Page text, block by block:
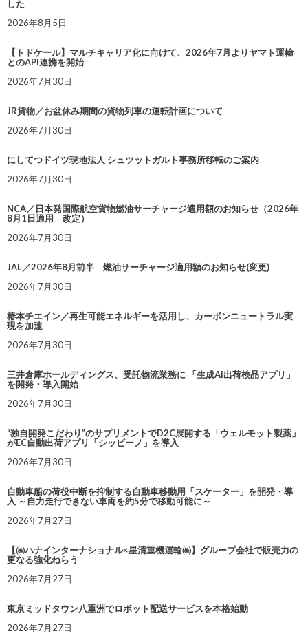
した
2026年8月5日
【トドケール】マルチキャリア化に向けて、2026年7月よりヤマト運輸
とのAPI連携を開始
2026年7月30日
JR貨物／お盆休み期間の貨物列車の運転計画について
2026年7月30日
にしてつドイツ現地法人 シュツットガルト事務所移転のご案内
2026年7月30日
NCA／日本発国際航空貨物燃油サーチャージ適用額のお知らせ（2026年
8月1日適用 改定）
2026年7月30日
JAL／2026年8月前半 燃油サーチャージ適用額のお知らせ(変更)
2026年7月30日
椿本チエイン／再生可能エネルギーを活用し、カーボンニュートラル実
現を加速
2026年7月30日
三井倉庫ホールディングス、受託物流業務に 「生成AI出荷検品アプリ」
を開発・導入開始
2026年7月30日
“独自開発こだわり”のサプリメントでD2C展開する「ウェルモット製薬」
がEC自動出荷アプリ「シッピーノ」を導入
2026年7月30日
自動車船の荷役中断を抑制する自動車移動用「スケーター」を開発・導
入 ～自力走行できない車両を約5分で移動可能に～
2026年7月27日
【㈱ハナインターナショナル×星清重機運輸㈱】グループ会社で販売力の
更なる強化ねらう
2026年7月27日
東京ミッドタウン八重洲でロボット配送サービスを本格始動
2026年7月27日